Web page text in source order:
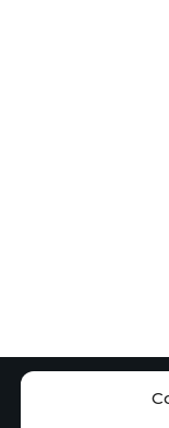
от -30